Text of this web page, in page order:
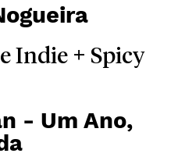
Indie + Spicy
- Um Ano,